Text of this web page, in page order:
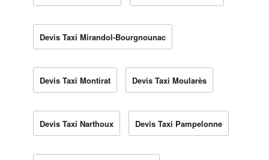
Devis Taxi Mirandol-Bourgnounac
Devis Taxi Montirat Devis Taxi Moularès
Devis Taxi Narthoux Devis Taxi Pampelonne